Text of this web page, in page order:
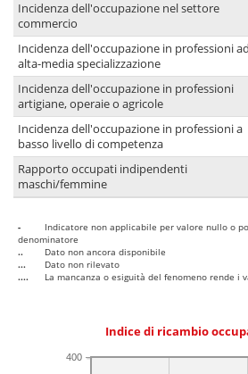
Incidenza dell'occupazione nel settore
commercio
Incidenza dell'occupazione in professioni ad
alta-media specializzazione
Incidenza dell'occupazione in professioni
artigiane, operaie o agricole
Incidenza dell'occupazione in professioni a
basso livello di competenza
Rapporto occupati indipendenti
maschi/femmine
-
Indicatore non applicabile per valore nullo o
denominatore
..
Dato non ancora disponibile
...
Dato non rilevato
....
La mancanza o esiguità del fenomeno rende i
Indice di ricambio
400